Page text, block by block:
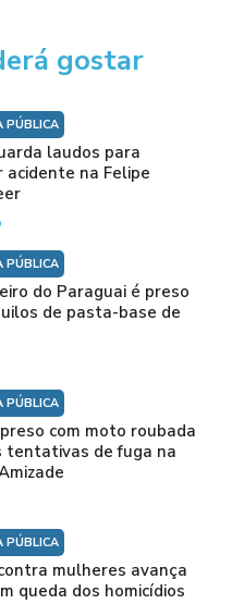
gostar
PÚBLICA
laudos para
acidente na Felipe
PÚBLICA
do Paraguai é preso
de pasta-base de
PÚBLICA
com moto roubada
tentativas de fuga na
PÚBLICA
mulheres avança
queda dos homicídios